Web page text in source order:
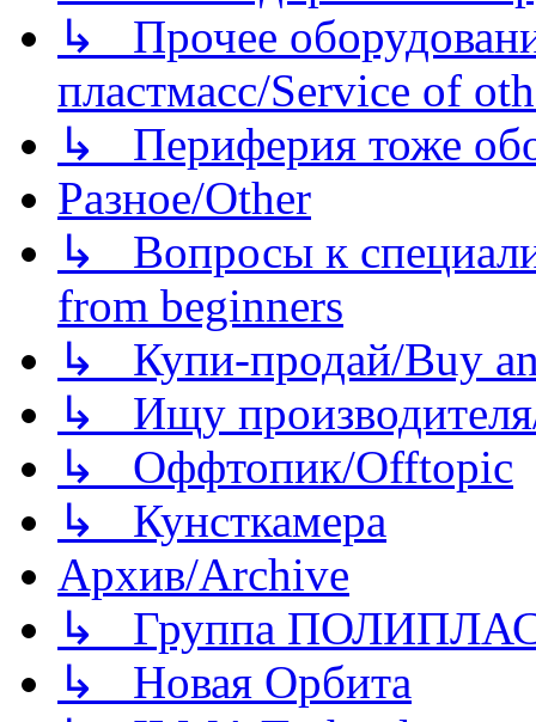
↳ Прочее
пластмасс/Service of
↳ Периферия тоже
Разное/Other
↳ Вопросы к
from beginners
↳ Купи-продай/Buy
↳ Ищу
↳ Оффтопик/Offtopic
↳ Кунсткамера
Архив/Archive
↳ Группа
↳ Новая Орбита